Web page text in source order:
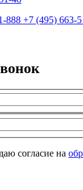
888 +7 (495) 663-
согласие на